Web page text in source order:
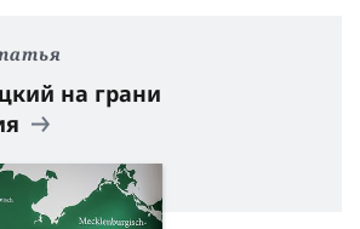
на грани